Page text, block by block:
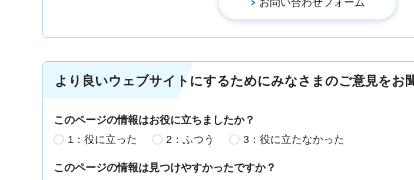
より良いウェブサイトにするためにみなさまのご意見をお
このページの情報はお役に立ちましたか？
1：役に立った
2：ふつう 3：役に立たなかった
このページの情報は見つけやすかったですか？